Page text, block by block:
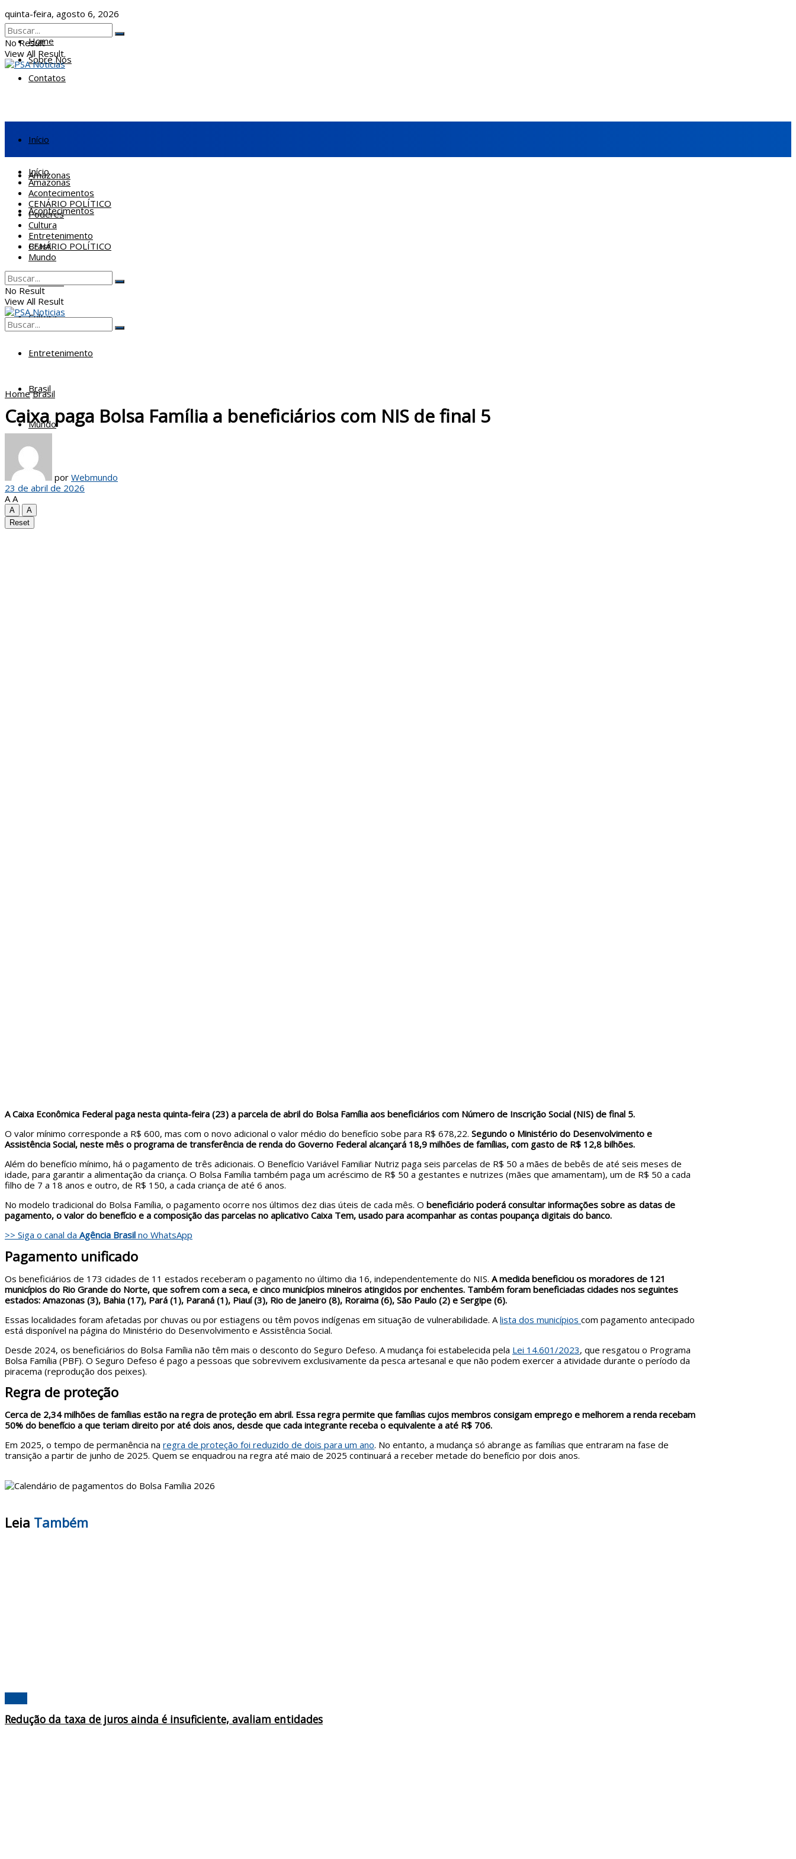
quinta-feira, agosto 6, 2026
Home
Sobre Nós
Contatos
No Result
View All Result
Início
Amazonas
Acontecimentos
CENÁRIO POLÍTICO
Poderes
Cultura
Entretenimento
Brasil
Mundo
Início
Amazonas
Acontecimentos
CENÁRIO POLÍTICO
Poderes
Cultura
Entretenimento
Brasil
Mundo
No Result
View All Result
View All Result
Home Brasil
Caixa paga Bolsa Família a beneficiários com NIS de final 5
por Webmundo
23 de abril de 2026
A A
A
A
Reset
A Caixa Econômica Federal paga nesta quinta-feira (23) a parcela de abril do Bolsa Família aos beneficiários com Número de Inscrição Social (NIS) de final 5.
O valor mínimo corresponde a R$ 600, mas com o novo adicional o valor médio do benefício sobe para R$ 678,22. Segundo o Ministério do Desenvolvimento e
Assistência Social, neste mês o programa de transferência de renda do Governo Federal alcançará 18,9 milhões de famílias, com gasto de R$ 12,8 bilhões.
Além do benefício mínimo, há o pagamento de três adicionais. O Benefício Variável Familiar Nutriz paga seis parcelas de R$ 50 a mães de bebês de até seis meses de
idade, para garantir a alimentação da criança. O Bolsa Família também paga um acréscimo de R$ 50 a gestantes e nutrizes (mães que amamentam), um de R$ 50 a cada
filho de 7 a 18 anos e outro, de R$ 150, a cada criança de até 6 anos.
No modelo tradicional do Bolsa Família, o pagamento ocorre nos últimos dez dias úteis de cada mês. O beneficiário poderá consultar informações sobre as datas de
pagamento, o valor do benefício e a composição das parcelas no aplicativo Caixa Tem, usado para acompanhar as contas poupança digitais do banco.
>> Siga o canal da Agência Brasil no WhatsApp
Pagamento unificado
Os beneficiários de 173 cidades de 11 estados receberam o pagamento no último dia 16, independentemente do NIS. A medida beneficiou os moradores de 121
municípios do Rio Grande do Norte, que sofrem com a seca, e cinco municípios mineiros atingidos por enchentes. Também foram beneficiadas cidades nos seguintes
estados: Amazonas (3), Bahia (17), Pará (1), Paraná (1), Piauí (3), Rio de Janeiro (8), Roraima (6), São Paulo (2) e Sergipe (6).
Essas localidades foram afetadas por chuvas ou por estiagens ou têm povos indígenas em situação de vulnerabilidade. A lista dos municípios com pagamento antecipado
está disponível na página do Ministério do Desenvolvimento e Assistência Social.
Desde 2024, os beneficiários do Bolsa Família não têm mais o desconto do Seguro Defeso. A mudança foi estabelecida pela Lei 14.601/2023, que resgatou o Programa
Bolsa Família (PBF). O Seguro Defeso é pago a pessoas que sobrevivem exclusivamente da pesca artesanal e que não podem exercer a atividade durante o período da
piracema (reprodução dos peixes).
Regra de proteção
Cerca de 2,34 milhões de famílias estão na regra de proteção em abril. Essa regra permite que famílias cujos membros consigam emprego e melhorem a renda recebam
50% do benefício a que teriam direito por até dois anos, desde que cada integrante receba o equivalente a até R$ 706.
Em 2025, o tempo de permanência na regra de proteção foi reduzido de dois para um ano. No entanto, a mudança só abrange as famílias que entraram na fase de
transição a partir de junho de 2025. Quem se enquadrou na regra até maio de 2025 continuará a receber metade do benefício por dois anos.
Leia Também
Redução da taxa de juros ainda é insuficiente, avaliam entidades